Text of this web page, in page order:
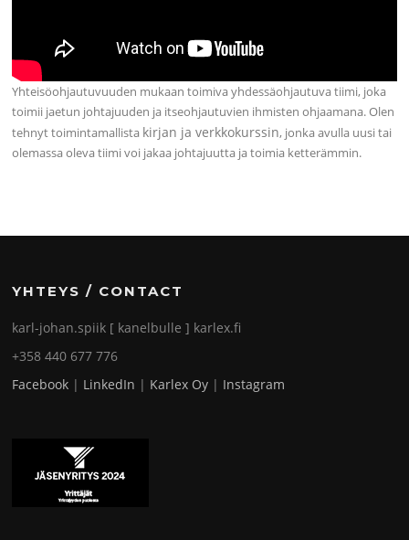
Yhteisöohjautuvuuden mukaan toimiva yhdessäohjautuva tiimi, joka
toimii jaetun johtajuuden ja itseohjautuvien ihmisten ohjaamana. Olen
tehnyt toimintamallista kirjan ja verkkokurssin, jonka avulla uusi tai
olemassa oleva tiimi voi jakaa johtajuutta ja toimia ketterämmin.
YHTEYS / CONTACT
karl-johan.spiik [ kanelbulle ] karlex.fi
+358 440 677 776
Facebook | LinkedIn | Karlex Oy | Instagram